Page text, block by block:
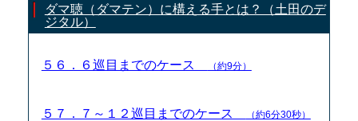
ダマ聴（ダマテン）に構える手とは？（土田のデ
ジタル）
５６．６巡目までのケース （約9分）
５７．７～１２巡目までのケース （約6分30秒）